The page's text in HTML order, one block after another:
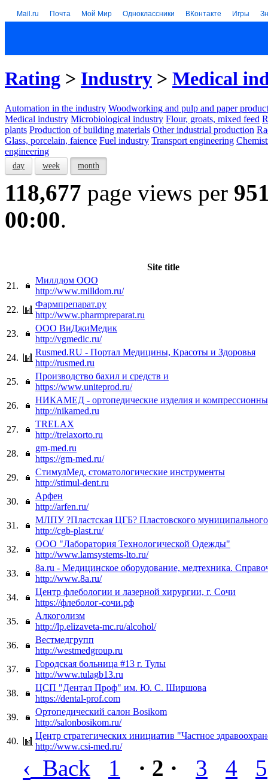
Mail.ru Почта Мой Мир Одноклассники ВКонтакте Игры
Rating > Industry > Medical
Automation in the industry Woodworking and pulp and paper
Medical industry Microbiological industry Flour, groats, mixed feed
plants Production of building materials Other industrial production
Glass, porcelain, faience Fuel industry Transport engineering
engineering
day week month
118,677 page views per
00:00.
Site title
21.
Миллдом OOO
http://www.milldom.ru/
22.
Фармпрепарат.ру
http://www.pharmpreparat.ru
23.
ООО ВиДжиМедик
http://vgmedic.ru/
24.
Rusmed.RU - Портал Медицины, Красоты и Здоровья
http://rusmed.ru
25.
Производство бахил и средств и
https://www.uniteprod.ru/
26.
НИКАМЕД - ортопедические изделия и
http://nikamed.ru
27.
TRELAX
http://trelaxorto.ru
28.
gm-med.ru
https://gm-med.ru/
29.
СтимулМед, стоматологические инструменты
http://stimul-dent.ru
30.
Арфен
http://arfen.ru/
31.
МЛПУ ?Пластская ЦГБ? Пластовского
http://cgb-plast.ru/
32.
ООО "Лаборатория Технологической Одежды"
http://www.lamsystems-lto.ru/
33.
8a.ru - Медицинское оборудование, медтехника.
http://www.8a.ru/
34.
Центр флебологии и лазерной хирургии, г. Сочи
https://флеболог-сочи.рф
35.
Алкоголизм
http://lp.elizaveta-mc.ru/alcohol/
36.
Вестмедгрупп
http://westmedgroup.ru
37.
Городская больница #13 г. Тулы
http://www.tulagb13.ru
38.
ЦСП "Дентал Проф" им. Ю. С. Ширшова
https://dental-prof.com
39.
Ортопедический салон Bosikom
http://salonbosikom.ru/
40.
Центр стратегических инициатив "Частное
http://www.csi-med.ru/
‹ Back 1 · 2 · 3 4 5